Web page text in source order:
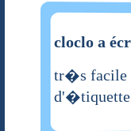
cloclo a
tr�s facile